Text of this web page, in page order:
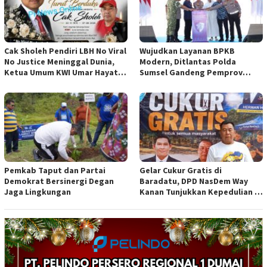
Cak Sholeh Pendiri LBH No Viral
No Justice Meninggal Dunia,
Ketua Umum KWI Umar Hayat
Wujudkan Layanan BPKB
Modern, Ditlantas Polda
Sumsel Gandeng Pemprov
Pemkab Taput dan Partai
Demokrat Bersinergi Degan
Jaga Lingkungan
Gelar Cukur Gratis di
Baradatu, DPD NasDem Way
Kanan Tunjukkan Kepedulian di